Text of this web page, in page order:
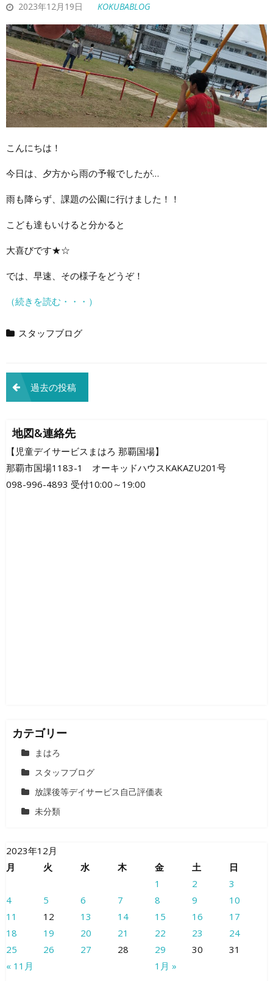
2023年12月19日 KOKUBABLOG
こんにちは！
今日は、夕方から雨の予報でしたが…
雨も降らず、課題の公園に行けました！！
こども達もいけると分かると
大喜びです★☆
では、早速、その様子をどうぞ！
（続きを読む・・・）
スタッフブログ
投
稿
ナ
ビ
ゲ
過去の投稿
地図&連絡先
【児童デイサービスまはろ 那覇国場】
那覇市国場1183-1 オーキッドハウスKAKAZU201号
098-996-4893 受付10:00～19:00
カテゴリー
まはろ
スタッフブログ
放課後等デイサービス自己評価表
未分類
2023年12月
月
火 水 木 金 土 日
« 11月 1月 »
1 2
3
4
5 6 7 8 9
10
11
12 13 14 15 16
17
18
19 20 21 22 23
24
25
26 27 28 29 30 31